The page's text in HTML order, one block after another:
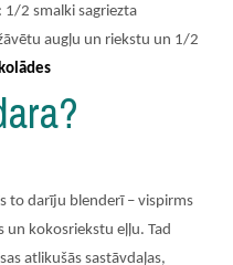
: 1/2 smalki sagriezta
augļu un riekstu un 1/2
to darīju blenderī – vispirms
kokosriekstu eļļu. Tad
atlikušās sastāvdaļas,